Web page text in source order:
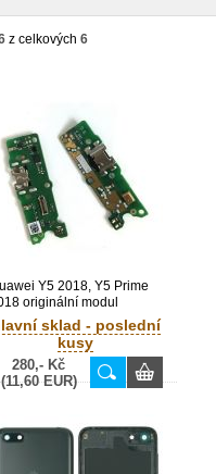
z celkových 6
Y5 2018, Y5 Prime
originální modul
+ USB konektor +
(Service Pack) -
sklad - poslední
kusy
280,- Kč
(11,60 EUR)